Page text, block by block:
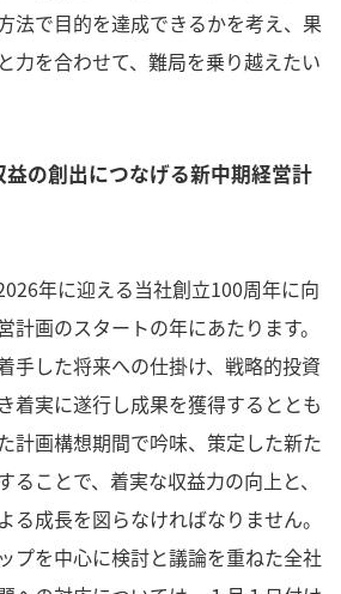
法で目的を達成できるかを考え、果
力を合わせて、難局を乗り越えたい
の創出につなげる新中期経営計
年に迎える当社創立100周年に向
計画のスタートの年にあたります。
手した将来への仕掛け、戦略的投資
着実に遂行し成果を獲得するととも
計画構想期間で吟味、策定した新た
ることで、着実な収益力の向上と、
る成長を図らなければなりません。
プを中心に検討と議論を重ねた全社